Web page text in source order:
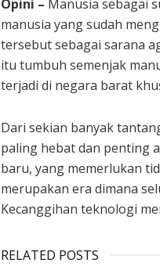
Opini – Manusia sebagai
manusia yang sudah
tersebut sebagai sarana
itu tumbuh semenjak
terjadi di negara barat
Dari sekian banyak
paling hebat dan penting
baru, yang memerlukan
merupakan era dimana
Kecanggihan teknologi
RELATED POSTS